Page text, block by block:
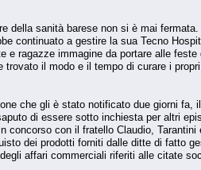
della sanità barese non si è mai
continuato a gestire la sua Tecno
e ragazze immagine da portare alle
il modo e il tempo di curare i
che gli è stato notificato due giorni
di essere sotto inchiesta per altri
concorso con il fratello Claudio,
dei prodotti forniti dalle ditte di fatto
affari commerciali riferiti alle citate